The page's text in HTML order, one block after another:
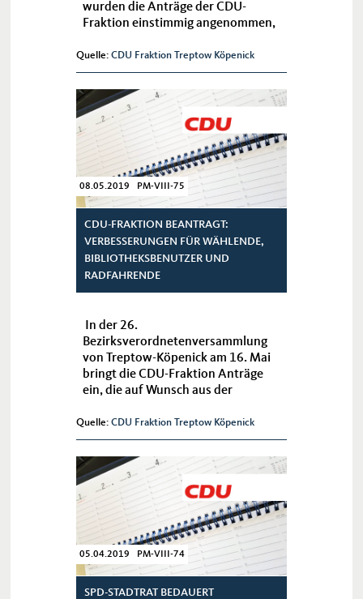
wurden die Anträge der CDU-
Fraktion einstimmig angenommen,
an das Bezirksamt aussprechen,
sich für mehr Schallsc...
Quelle: CDU Fraktion Treptow Köpenick
08.05.2019 PM-VIII-75
CDU-FRAKTION BEANTRAGT:
VERBESSERUNGEN FÜR WÄHLENDE,
BIBLIOTHEKSBENUTZER UND
RADFAHRENDE
In der 26.
Bezirksverordnetenversammlung
von Treptow-Köpenick am 16. Mai
bringt die CDU-Fraktion Anträge
ein, die auf Wunsch aus der
herbeiführen sollen.
Quelle: CDU Fraktion Treptow Köpenick
05.04.2019 PM-VIII-74
SPD-STADTRAT BEDAUERT